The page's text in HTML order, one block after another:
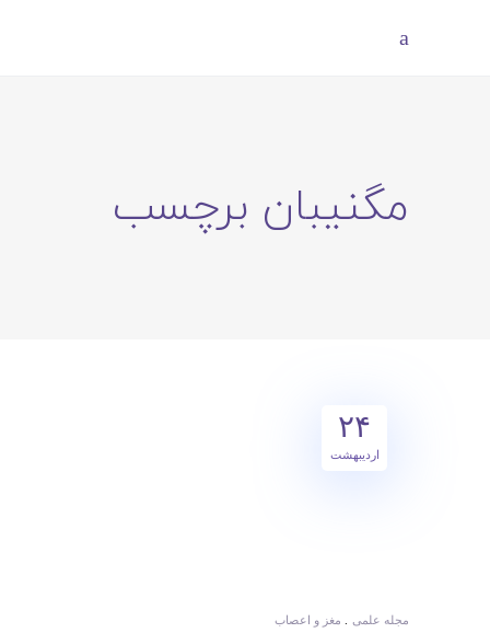
مگنیبان برچسب
۲۴
اردیبهشت
مجله علمی مغز و اعصاب